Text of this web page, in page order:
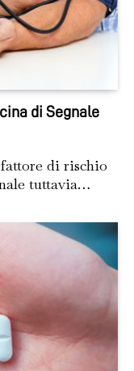
di Segnale
di rischio
tuttavia…